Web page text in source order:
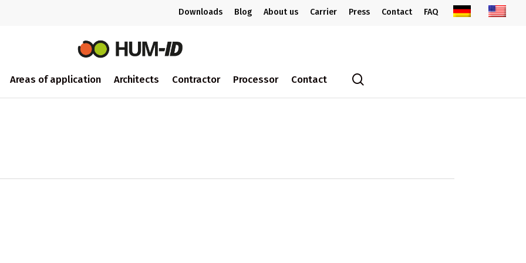
Downloads Blog About us Carrier Press Contact FAQ
Areas of application Architects Contractor Processor Contact